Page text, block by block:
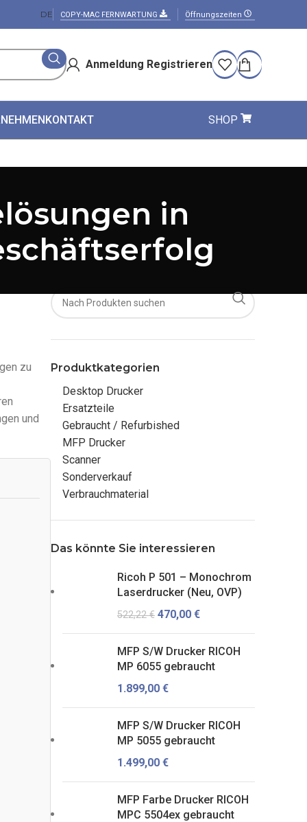
DE COPY-MAC FERNWARTUNG Öffnungszeiten
Anmeldung Registrieren
KONTAKT SHOP
in
zu
und
Produktkategorien
Desktop Drucker
Ersatzteile
Gebraucht / Refurbished
MFP Drucker
Scanner
Sonderverkauf
Verbrauchmaterial
Das könnte Sie interessieren
Ricoh P 501 – Monochrom
Laserdrucker (Neu, OVP)
522,22€ 470,00 €
MFP S/W Drucker RICOH
MP 6055 gebraucht
1.899,00 €
MFP S/W Drucker RICOH
MP 5055 gebraucht
1.499,00 €
MFP Farbe Drucker RICOH
MPC 5504ex gebraucht